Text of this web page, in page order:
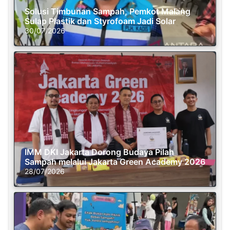
Solusi Timbunan Sampah, Pemkot Malang
Sulap Plastik dan Styrofoam Jadi Solar
30/07/2026
IMM DKI Jakarta Dorong Budaya Pilah
Sampah melalui Jakarta Green Academy 2026
28/07/2026